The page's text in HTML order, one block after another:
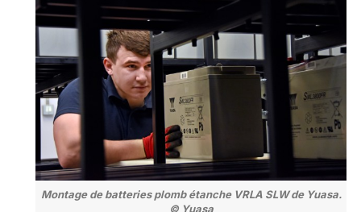
Montage de batteries plomb étanche VRLA SLW de Yuasa.
© Yuasa